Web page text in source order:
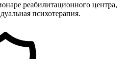
реабилитационного центра,
психотерапия.